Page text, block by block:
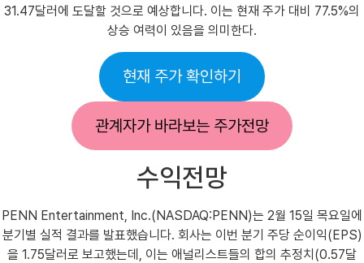
31.47달러에 도달할 것으로 예상합니다. 이는 현재 주가 대비 77.5%의
상승 여력이 있음을 의미한다.
현재 주가 확인하기
관계자가 바라보는 주가전망
수익전망
PENN Entertainment, Inc.(NASDAQ:PENN)는 2월 15일 목요일에
분기별 실적 결과를 발표했습니다. 회사는 이번 분기 주당 순이익(EPS)
을 1.75달러로 보고했는데, 이는 애널리스트들의 합의 추정치(0.57달